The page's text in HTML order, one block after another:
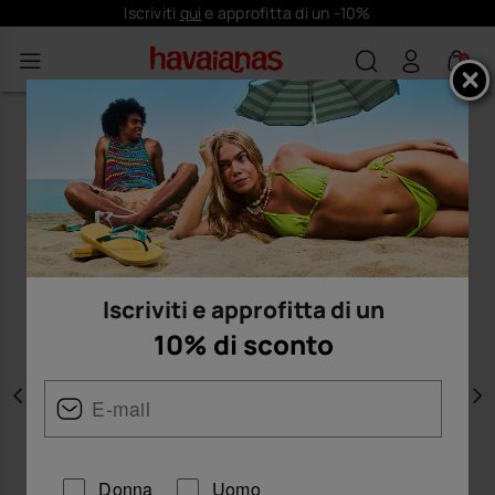
Iscriviti qui e approfitta di un -10%
0
Precedente
Iscriviti e approfitta di un
10% di sconto
Donna Uomo